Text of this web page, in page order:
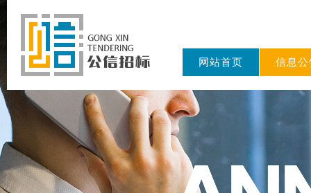
东公信招标
有限公司
网站首页 信息公